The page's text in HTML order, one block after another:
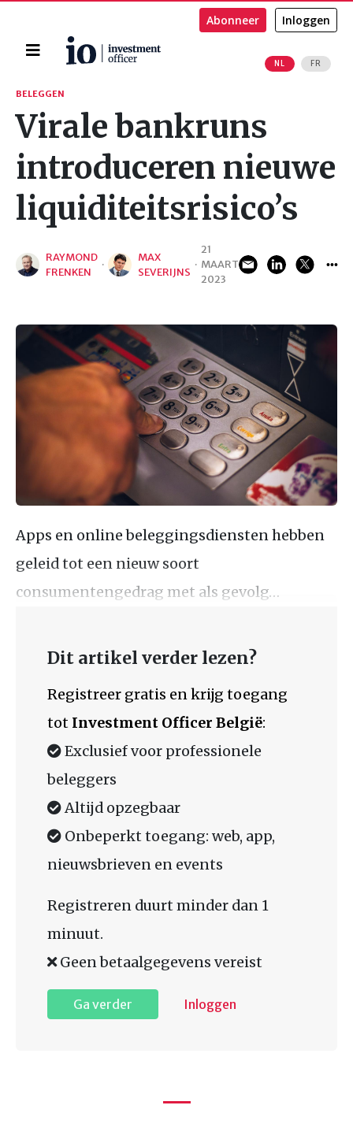
Home
NL FR
Abonneer Inloggen
Zoeken
BELEGGEN
Virale bankruns
introduceren nieuwe
liquiditeitsrisico’s
RAYMOND
FRENKEN
·
MAX
SEVERIJNS
·
21
MAART
2023
Apps en online beleggingsdiensten hebben
geleid tot een nieuw soort
consumentengedrag met als gevolg…
Dit artikel verder lezen?
Registreer gratis en krijg toegang
tot Investment Officer België:
Exclusief voor professionele
beleggers
Altijd opzegbaar
Onbeperkt toegang: web, app,
nieuwsbrieven en events
Registreren duurt minder dan 1
minuut.
Geen betaalgegevens vereist
Ga verder Inloggen